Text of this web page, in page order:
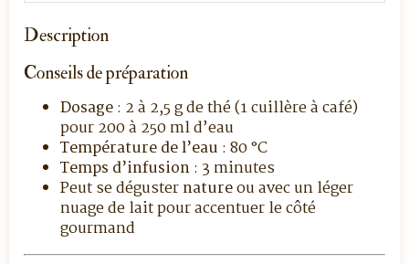
Description
Conseils de préparation
Dosage: 2 à 2,5 g de thé (1 cuillère à café)
pour 200 à 250 ml d’eau
Température de l’eau : 80 °C
Temps d’infusion: 3 minutes
Peut se dégusternatureou avec un léger
nuage de lait pour accentuer le côté
gourmand